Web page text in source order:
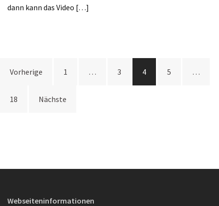
dann kann das Video […]
Beitrags-
Navigation
Vorherige 1 … 3 4 5 …
18 Nächste
Webseiteninformationen